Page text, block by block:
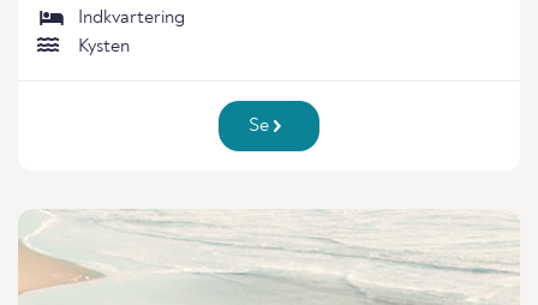
Indkvartering
Kysten
Se